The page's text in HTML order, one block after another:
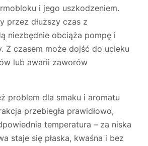
i jego uszkodzeniem.
przez dłuższy czas z
niezbędnie obciąża pompę i
Z czasem może dojść do ucieku
lub awarii zaworów
problem dla smaku i aromatu
przebiegła prawidłowo,
temperatura – za niska
staje się płaska, kwaśna i bez